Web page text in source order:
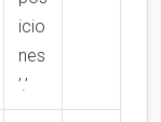
icio
nes
’.’